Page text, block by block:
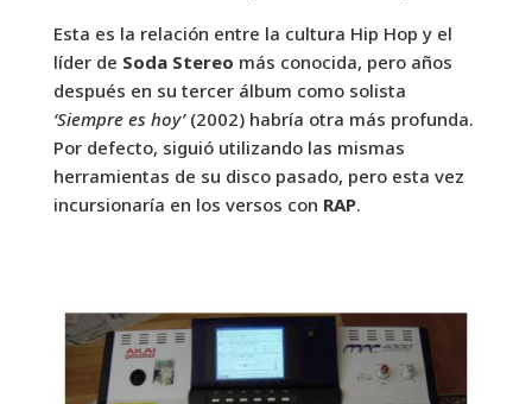
Esta es la relación entre la cultura Hip Hop y el
líder de Soda Stereo más conocida, pero años
después en su tercer álbum como solista
‘Siempre es hoy’(2002) habría otra más profunda.
Por defecto, siguió utilizando las mismas
herramientas de su disco pasado, pero esta vez
incursionaría en los versos con RAP.